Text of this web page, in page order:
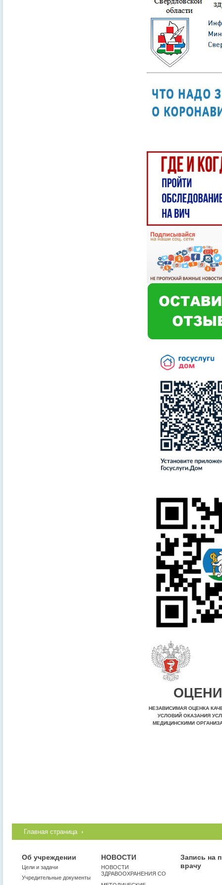
НЕЗАВИСИМАЯ ОЦЕНКА
УСЛОВИЙ ОКАЗАНИЯ
МЕДИЦИНСКИМИ
Главная страница
Об учреждении
Цели и задачи
Учредительные документы
НОВОСТИ
НОВОСТИ
ЗДРАВООХРАНЕНИЯ СО
Запись на
врачу